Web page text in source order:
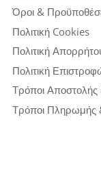
Όροι &
Πολιτική Cookies
Πολιτική
Πολιτική
Τρόποι
Τρόποι Πληρωμής